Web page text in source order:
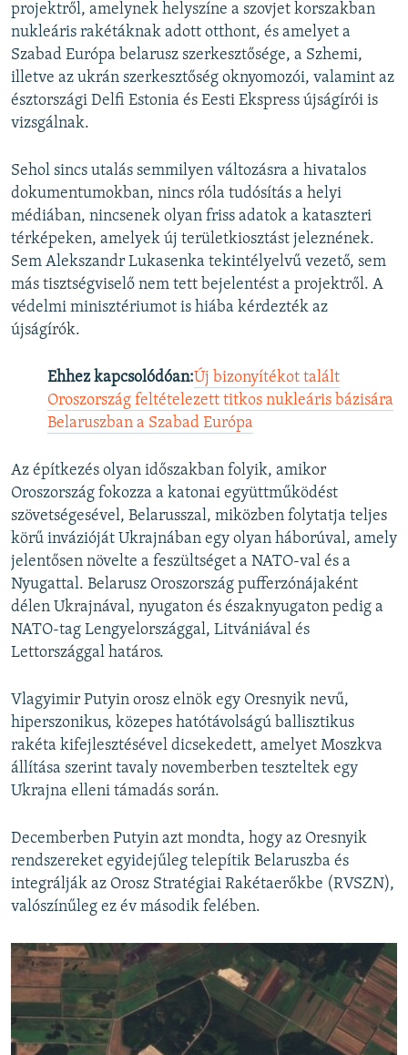
projektről, amelynek helyszíne a szovjet korszakban
nukleáris rakétáknak adott otthont, és amelyet a
Szabad Európa belarusz szerkesztősége, a Szhemi,
illetve az ukrán szerkesztőség oknyomozói, valamint az
észtországi Delfi Estonia és Eesti Ekspress újságírói is
vizsgálnak.
Sehol sincs utalás semmilyen változásra a hivatalos
dokumentumokban, nincs róla tudósítás a helyi
médiában, nincsenek olyan friss adatok a kataszteri
térképeken, amelyek új területkiosztást jeleznének.
Sem Alekszandr Lukasenka tekintélyelvű vezető, sem
más tisztségviselő nem tett bejelentést a projektről. A
védelmi minisztériumot is hiába kérdezték az
újságírók.
Ehhez kapcsolódóan:Új bizonyítékot talált
Oroszország feltételezett titkos nukleáris bázisára
Belaruszban a Szabad Európa
Az építkezés olyan időszakban folyik, amikor
Oroszország fokozza a katonai együttműködést
szövetségesével, Belarusszal, miközben folytatja teljes
körű invázióját Ukrajnában egy olyan háborúval, amely
jelentősen növelte a feszültséget a NATO-val és a
Nyugattal. Belarusz Oroszország pufferzónájaként
délen Ukrajnával, nyugaton és északnyugaton pedig a
NATO-tag Lengyelországgal, Litvániával és
Lettországgal határos.
Vlagyimir Putyin orosz elnök egy Oresnyik nevű,
hiperszonikus, közepes hatótávolságú ballisztikus
rakéta kifejlesztésével dicsekedett, amelyet Moszkva
állítása szerint tavaly novemberben teszteltek egy
Ukrajna elleni támadás során.
Decemberben Putyin azt mondta, hogy az Oresnyik
rendszereket egyidejűleg telepítik Belaruszba és
integrálják az Orosz Stratégiai Rakétaerőkbe (RVSZN),
valószínűleg ez év második felében.